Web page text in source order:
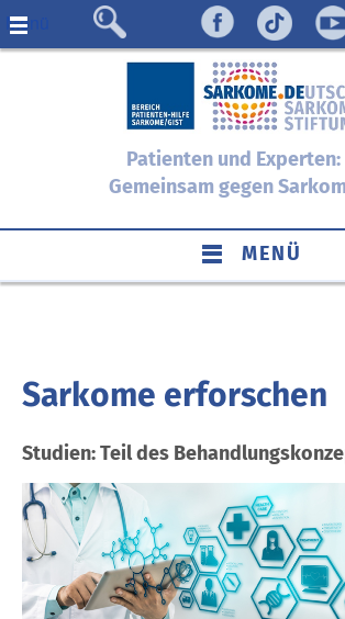
Menü
Patienten und Experten:
Gemeinsam gegen
MENÜ
Sarkome erforschen
Studien: Teil des